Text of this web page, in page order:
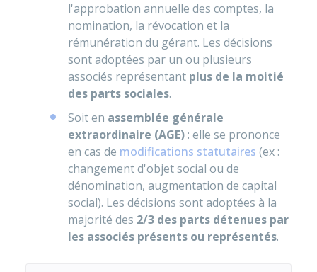
l'approbation annuelle des comptes, la
nomination, la révocation et la
rémunération du gérant. Les décisions
sont adoptées par un ou plusieurs
associés représentant plus de la moitié
des parts sociales.
Soit en assemblée générale
extraordinaire (AGE) : elle se prononce
en cas de modifications statutaires (ex :
changement d'objet social ou de
dénomination, augmentation de capital
social). Les décisions sont adoptées à la
majorité des 2/3 des parts détenues par
les associés présents ou représentés.